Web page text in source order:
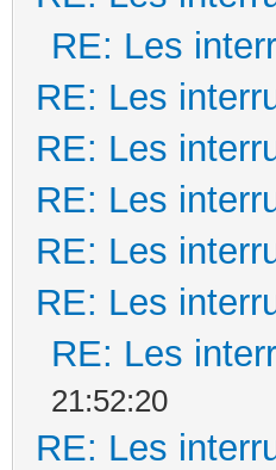
RE: Les
RE: Les
RE: Les
RE: Les
RE: Les
RE: Les
RE: Les
21:52:20
RE: Les